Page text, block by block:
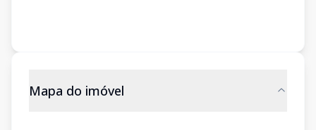
Mapa do imóvel